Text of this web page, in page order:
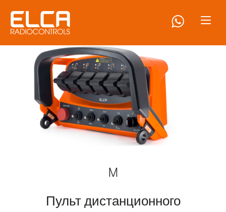
M
Пульт дистанционного